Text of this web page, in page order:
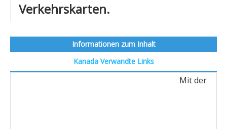
Verkehrskarten.
Informationen zum Inhalt
KanadaVerwandte Links
Mit der